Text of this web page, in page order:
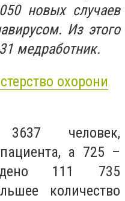
новых случаев
Из этого
медработник.
охорони
3637 человек,
а 725 –
111 735
количество